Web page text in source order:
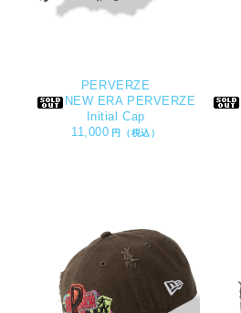
PERVERZE
NEW ERA PERVERZE
Initial Cap
11,000 円（税込）